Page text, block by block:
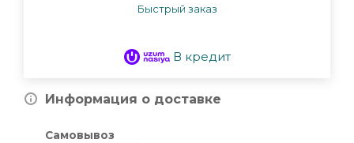
Быстрый заказ
В кредит
Информация о доставке
Самовывоз